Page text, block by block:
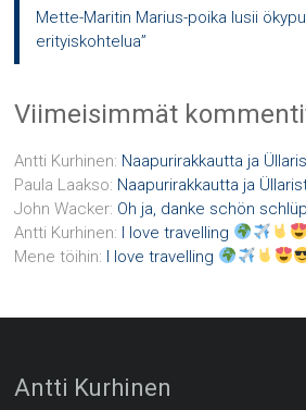
Mette-Maritin Marius-poika lusii
erityiskohtelua”
Viimeisimmät
Antti Kurhinen: Naapurirakkautta ja
Paula Laakso: Naapurirakkautta ja
John Wacker: Oh ja, danke schön
Antti Kurhinen: I love travelling
Mene töihin: I love travelling
Antti Kurhinen